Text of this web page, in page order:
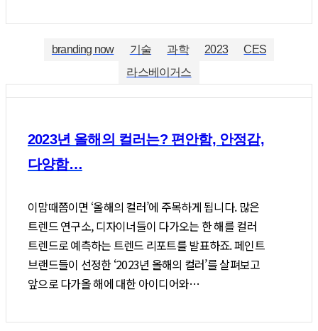
branding now 기술 과학 2023
CES
라스베이거스
2023년 올해의 컬러는? 편안함, 안정감,
다양함…
이맘때쯤이면 ‘올해의 컬러’에 주목하게 됩니다. 많은
트렌드 연구소, 디자이너들이 다가오는 한 해를 컬러
트렌드로 예측하는 트렌드 리포트를 발표하죠. 페인트
브랜드들이 선정한 ‘2023년 올해의 컬러’를 살펴보고
앞으로 다가올 해에 대한 아이디어와…